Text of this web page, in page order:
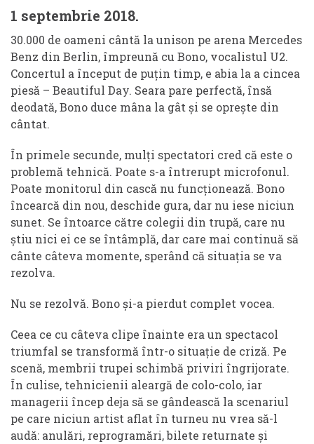
1 septembrie 2018.
30.000 de oameni cântă la unison pe arena Mercedes
Benz din Berlin, împreună cu Bono, vocalistul U2.
Concertul a început de puțin timp, e abia la a cincea
piesă – Beautiful Day. Seara pare perfectă, însă
deodată, Bono duce mâna la gât și se oprește din
cântat.
În primele secunde, mulți spectatori cred că este o
problemă tehnică. Poate s-a întrerupt microfonul.
Poate monitorul din cască nu funcționează. Bono
încearcă din nou, deschide gura, dar nu iese niciun
sunet. Se întoarce către colegii din trupă, care nu
știu nici ei ce se întâmplă, dar care mai continuă să
cânte câteva momente, sperând că situația se va
rezolva.
Nu se rezolvă. Bono și-a pierdut complet vocea.
Ceea ce cu câteva clipe înainte era un spectacol
triumfal se transformă într-o situație de criză. Pe
scenă, membrii trupei schimbă priviri îngrijorate.
În culise, tehnicienii aleargă de colo-colo, iar
managerii încep deja să se gândească la scenariul
pe care niciun artist aflat în turneu nu vrea să-l
audă: anulări, reprogramări, bilete returnate și